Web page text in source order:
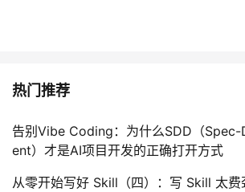
热门推荐
告别Vibe Coding：为什么SDD（
ent）才是AI项目开发的正确打开方式
从零开始写好 Skill（四）：写 Skill 太